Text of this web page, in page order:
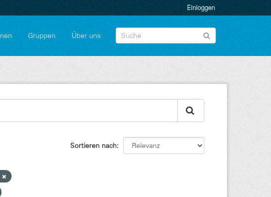
Einloggen
Gruppen Über uns
Sortieren nach